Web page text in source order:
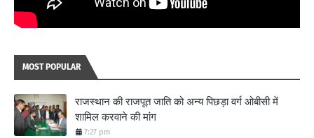
MOST POPULAR
राजस्थान की राजपूत जाति को अन्य पिछड़ा वर्ग ओबीसी में
शामिल करवाने की मांग
7:27 pm